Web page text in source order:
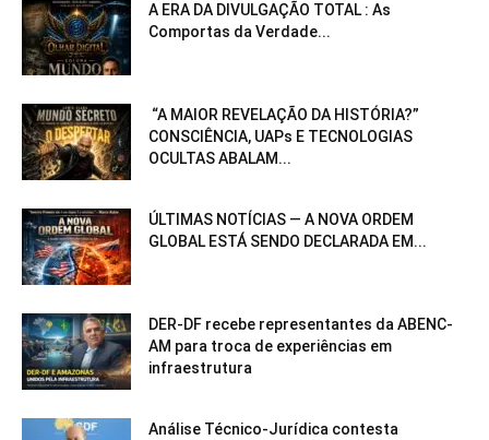
A ERA DA DIVULGAÇÃO TOTAL : As
Comportas da Verdade...
“A MAIOR REVELAÇÃO DA HISTÓRIA?”
CONSCIÊNCIA, UAPs E TECNOLOGIAS
OCULTAS ABALAM...
ÚLTIMAS NOTÍCIAS — A NOVA ORDEM
GLOBAL ESTÁ SENDO DECLARADA EM...
DER-DF recebe representantes da ABENC-
AM para troca de experiências em
infraestrutura
Análise Técnico-Jurídica contesta